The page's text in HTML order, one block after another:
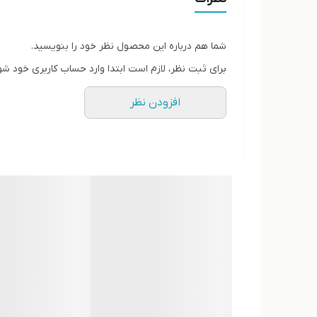
کیفیت عالی ایرانی ضمانتی
شما هم درباره این محصول نظر خود را بنویسید.
برای ثبت نظر، لازم است ابتدا وارد حساب کاربری خود
افزودن نظر